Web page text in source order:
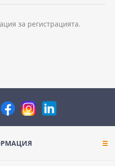
за регистрацията.